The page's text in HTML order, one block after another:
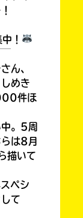
！
ん、
めき
件ほ
。5周
は8月
描いて
ペシ
て